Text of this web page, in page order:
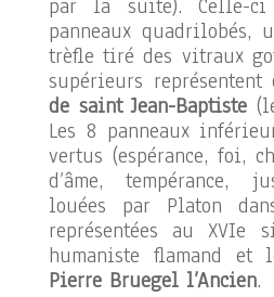
par la suite). Celle-ci
panneaux quadrilobés,
trèfle tiré des vitraux
supérieurs représentent
de saint Jean-Baptiste
Les 8 panneaux
vertus (espérance, foi,
d’âme, tempérance,
louées par Platon
représentées au XVIe
humaniste flamand et
Pierre Bruegel l’Ancien.